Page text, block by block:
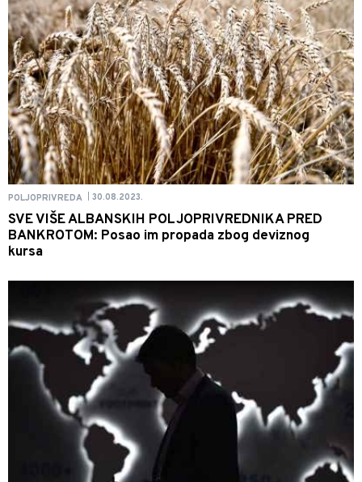
POLJOPRIVREDA 30.08.2023.
SVE VIŠE ALBANSKIH POLJOPRIVREDNIKA PRED
BANKROTOM: Posao im propada zbog deviznog
kursa